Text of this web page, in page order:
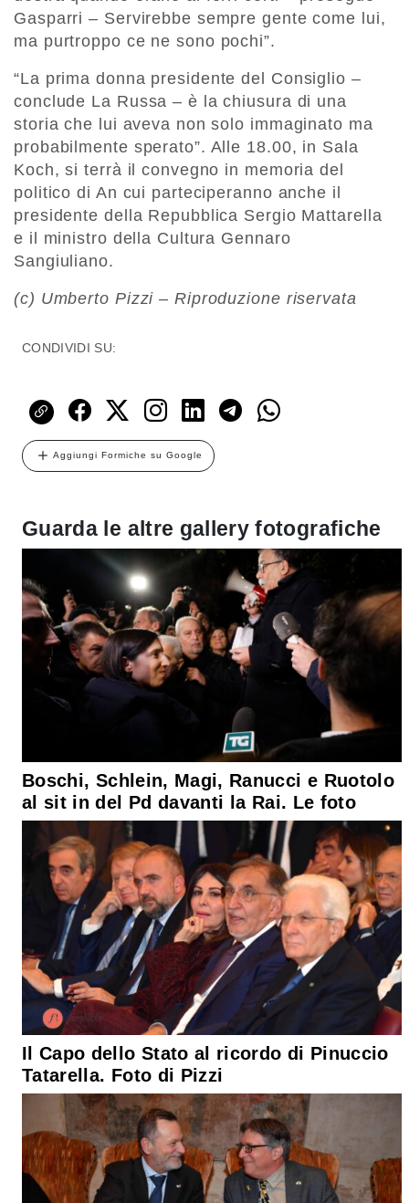
Gasparri – Servirebbe sempre gente come lui,
ma purtroppo ce ne sono pochi”.
“La prima donna presidente del Consiglio –
conclude La Russa – è la chiusura di una
storia che lui aveva non solo immaginato ma
probabilmente sperato”. Alle 18.00, in Sala
Koch, si terrà il convegno in memoria del
politico di An cui parteciperanno anche il
presidente della Repubblica Sergio Mattarella
e il ministro della Cultura Gennaro
Sangiuliano.
(c) Umberto Pizzi – Riproduzione riservata
CONDIVIDI SU:
Aggiungi Formiche su Google
Guarda le altre gallery fotografiche
Boschi, Schlein, Magi, Ranucci e Ruotolo
al sit in del Pd davanti la Rai. Le foto
Il Capo dello Stato al ricordo di Pinuccio
Tatarella. Foto di Pizzi